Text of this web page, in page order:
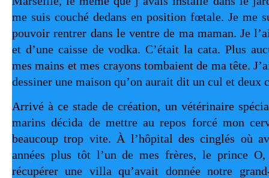
me suis couché dedans en position fœtale. Je me
pouvoir rentrer dans le ventre de ma maman. Je
et d’une caisse de vodka. C’était la cata. Plus
mes mains et mes crayons tombaient de ma tête.
dessiner une maison qu’on aurait dit un cul et deux
Arrivé à ce stade de création, un vétérinaire
marins décida de mettre au repos forcé mon
beaucoup trop vite. À l’hôpital des cinglés où
années plus tôt l’un de mes frères, le prince
récupérer une villa qu’avait donnée notre